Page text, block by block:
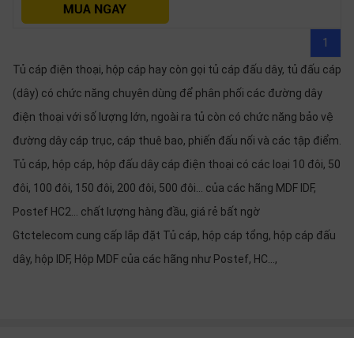
1
Tủ cáp điện thoại, hộp cáp hay còn gọi tủ cáp đấu dây, tủ đấu cáp
(dây) có chức năng chuyên dùng để phân phối các đường dây
điện thoại với số lượng lớn, ngoài ra tủ còn có chức năng bảo vệ
đường dây cáp trục, cáp thuê bao, phiến đấu nối và các tập điểm.
Tủ cáp, hộp cáp, hộp đấu dây cáp điện thoại có các loại 10 đôi, 50
đôi, 100 đôi, 150 đôi, 200 đôi, 500 đôi... của các hãng MDF IDF,
Postef HC2... chất lượng hàng đầu, giá rẻ bất ngờ
Gtctelecom cung cấp lắp đặt Tủ cáp, hộp cáp tổng, hộp cáp đấu
dây, hộp IDF, Hộp MDF của các hãng như Postef, HC...,
khác
Giải
Dịch
vụ
trợ
Tin